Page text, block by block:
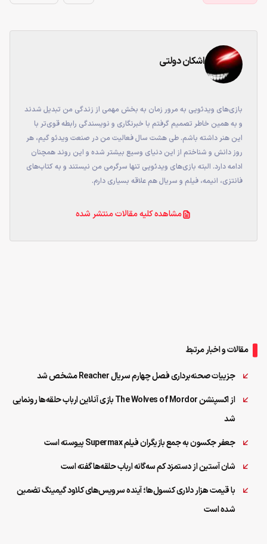
اشکان دولتی
بازی‌های ویدئویی به مرور زمان به بخش مهمی از زندگی من تبدیل شدند
و به همین خاطر تصمیم گرفتم با خبرنگاری و نویسندگی رابطه قوی‌تر با
این هنر داشته باشم. طی هشت سال فعالیت من در صنعت ویدئو گیم، هر
روز دانش و شناختم از این دنیای وسیع بیشتر شده و این روند همچنان
ادامه دارد. البته بازی‌های ویدئویی تنها سرگرمی من نیستند و به کتاب‌های
فانتزی، انیمه، فیلم و سریال هم علاقه بسیاری دارم.
مشاهده کلیه مقالات منتشر شده
مقالات و اخبار مرتبط
جزییات صحنه‌برداری فصل چهارم سریال Reacher مشخص شد
از اکسپنشن The Wolves of Mordor بازی آنلاین ارباب حلقه‌ها رونمایی
شد
جعفر جکسون به جمع بازیگران فیلم Supermax پیوسته است
شان آستین از دستمزد کم سه‌گانه ارباب حلقه‌ها گفته است
با قیمت هزار دلاری کنسول‌ها؛ آینده سرویس‌های کلاود گیمینگ تضمین
شده است